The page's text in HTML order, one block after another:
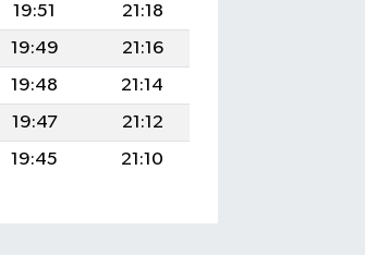
19:51
21:18
19:49
21:16
19:48
21:14
19:47
21:12
19:45 21:10